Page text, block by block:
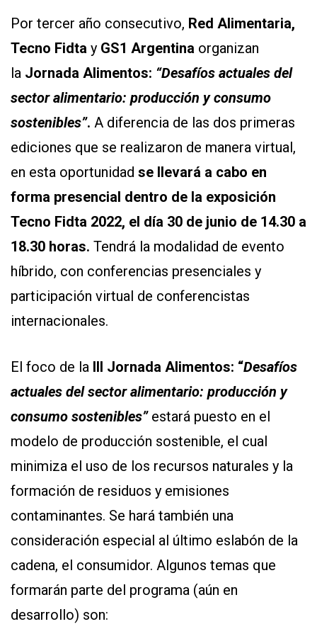
Por tercer año consecutivo, Red Alimentaria,
Tecno Fidta y GS1 Argentina organizan
la Jornada Alimentos: “Desafíos actuales del
sector alimentario: producción y consumo
sostenibles”. A diferencia de las dos primeras
ediciones que se realizaron de manera virtual,
en esta oportunidad se llevará a cabo en
forma presencial dentro de la exposición
Tecno Fidta 2022, el día 30 de junio de 14.30 a
18.30 horas. Tendrá la modalidad de evento
híbrido, con conferencias presenciales y
participación virtual de conferencistas
internacionales.
El foco de la III Jornada Alimentos: “Desafíos
actuales del sector alimentario: producción y
consumo sostenibles”estará puesto en el
modelo de producción sostenible, el cual
minimiza el uso de los recursos naturales y la
formación de residuos y emisiones
contaminantes. Se hará también una
consideración especial al último eslabón de la
cadena, el consumidor. Algunos temas que
formarán parte del programa (aún en
desarrollo) son: